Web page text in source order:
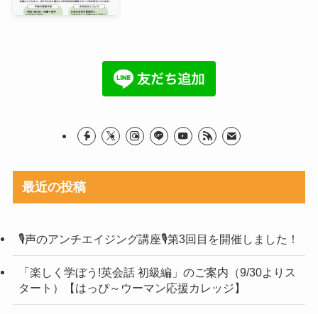
最近の投稿
🎙声のアンチエイジング講座🎙第3回目を開催しました！
「楽しく学ぼう!英会話 初級編」のご案内（9/30よりス
タート）【はっぴ～ウーマン応援カレッジ】